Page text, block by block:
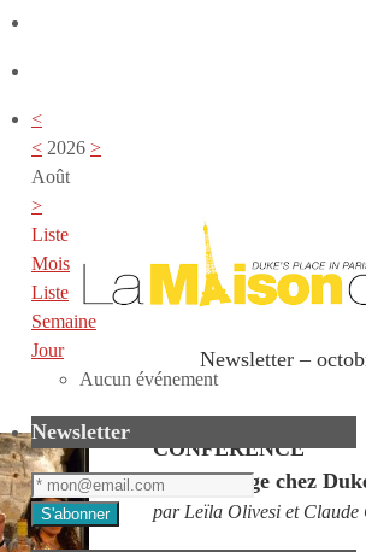
Newsletter –
CONFÉRENCE
Le recyclage chez
par Leïla Olivesi et Claude
<
< 2026 >
Août
>
Liste
Mois
Liste
Semaine
Jour
Aucun événement
Newsletter